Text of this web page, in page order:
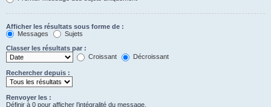
Afficher les résultats sous forme de :
Messages
Sujets
Classer les résultats par :
Croissant
Décroissant
Rechercher depuis :
Renvoyer les :
Définir à 0 pour afficher l’intégralité du message.